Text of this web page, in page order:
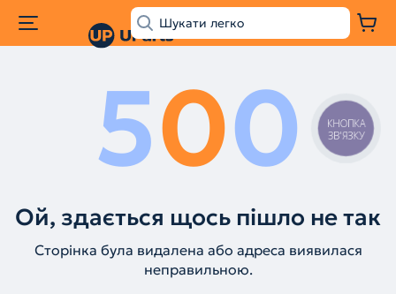
500
Ой, здається щось пішло не так
Сторінка була видалена або адреса виявилася
неправильною.
КНОПКА
ЗВ'ЯЗКУ